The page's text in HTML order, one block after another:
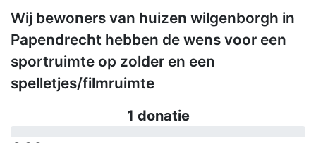
Wij bewoners van huizen wilgenborgh in
Papendrecht hebben de wens voor een
sportruimte op zolder en een
spelletjes/filmruimte
1 donatie